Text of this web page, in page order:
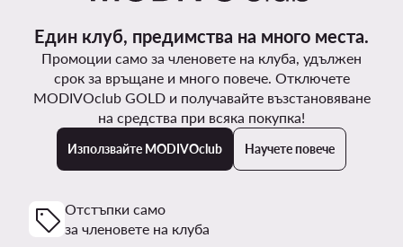
Един клуб, предимства на много места.
Промоции само за членовете на клуба, удължен
срок за връщане и много повече. Отключете
MODIVOclub GOLD и получавайте възстановяване
на средства при всяка покупка!
Използвайте MODIVOclub Научете повече
Отстъпки само
за членовете на клуба